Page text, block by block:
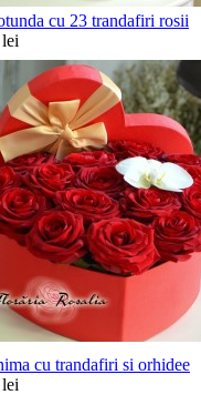
cu 23 trandafiri rosii
cu trandafiri si orhidee